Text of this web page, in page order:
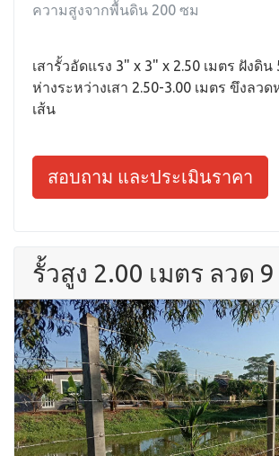
ความสูงจากพื้นดิน 200 ซม
เสารั้วอัดแรง 3" x 3" x 2.50 เมตร ฝังดิน
ห่างระหว่างเสา 2.50-3.00 เมตร ขึงลว
เส้น
สอบถาม และประเมินราคา
รั้วสูง 2.00 เมตร ลวด